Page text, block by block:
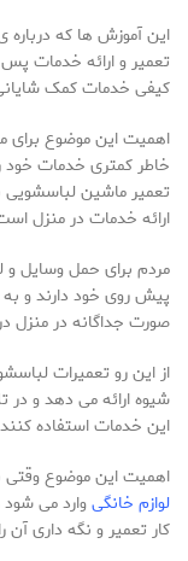
این آموزش ها که درباره
تعمیر و ارائه خدمات
کیفی خدمات کمک
اهمیت این موضوع برای
خاطر کمتری خدمات خود
تعمیر ماشین
ارائه خدمات در منزل
مردم برای حمل وسایل و
پیش روی خود دارند و
صورت جداگانه در منزل
از این رو تعمیرات
شیوه ارائه می دهد و
این خدمات استفاده
اهمیت این موضوع
لوازم خانگیوارد می
کار تعمیر و نگه داری آن